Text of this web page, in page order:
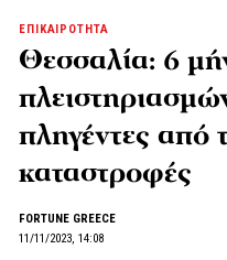
ΕΠΙΚΑΙΡΟΤΗΤΑ
Θεσσαλία: 6
πληγέντες από
καταστροφές
FORTUNE GREECE
11/11/2023, 14:08